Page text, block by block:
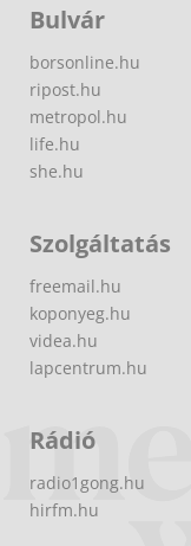
Bulvár
borsonline.hu
ripost.hu
metropol.hu
life.hu
she.hu
Szolgáltatás
freemail.hu
koponyeg.hu
videa.hu
lapcentrum.hu
Rádió
radio1gong.hu
hirfm.hu